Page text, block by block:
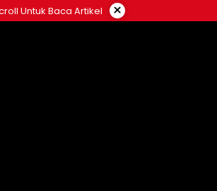
Untuk Baca Artikel ×